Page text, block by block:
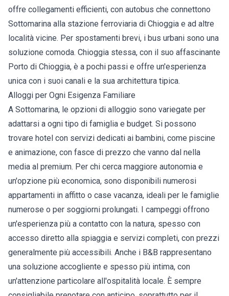
offre collegamenti efficienti, con autobus che connettono
Sottomarina alla stazione ferroviaria di Chioggia e ad altre
località vicine. Per spostamenti brevi, i bus urbani sono una
soluzione comoda. Chioggia stessa, con il suo affascinante
Porto di Chioggia, è a pochi passi e offre un'esperienza
unica con i suoi canali e la sua architettura tipica.
Alloggi per Ogni Esigenza Familiare
A Sottomarina, le opzioni di alloggio sono variegate per
adattarsi a ogni tipo di famiglia e budget. Si possono
trovare hotel con servizi dedicati ai bambini, come piscine
e animazione, con fasce di prezzo che vanno dal nella
media al premium. Per chi cerca maggiore autonomia e
un'opzione più economica, sono disponibili numerosi
appartamenti in affitto o case vacanza, ideali per le famiglie
numerose o per soggiorni prolungati. I campeggi offrono
un'esperienza più a contatto con la natura, spesso con
accesso diretto alla spiaggia e servizi completi, con prezzi
generalmente più accessibili. Anche i B&B rappresentano
una soluzione accogliente e spesso più intima, con
un'attenzione particolare all'ospitalità locale. È sempre